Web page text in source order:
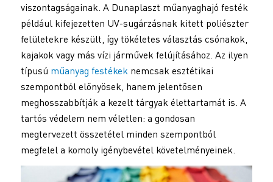
viszontagságainak. A Dunaplaszt műanyaghajó festék
például kifejezetten UV-sugárzásnak kitett poliészter
felületekre készült, így tökéletes választás csónakok,
kajakok vagy más vízi járművek felújításához. Az ilyen
típusú műanyag festékek nemcsak esztétikai
szempontból előnyösek, hanem jelentősen
meghosszabbítják a kezelt tárgyak élettartamát is. A
tartós védelem nem véletlen: a gondosan
megtervezett összetétel minden szempontból
megfelel a komoly igénybevétel követelményeinek.